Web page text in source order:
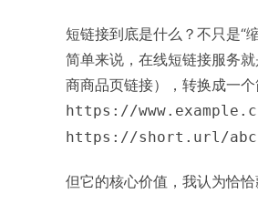
短链接到底是什么？不只是“
简单来说，在线短链接服务
商商品页链接），转换成一
https://
https://short.url/
但它的核心价值，我认为恰恰